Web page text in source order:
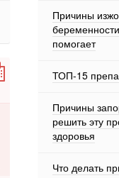
Причины
помогает
ТОП-15
Причины
решить эту
здоровья
Что делать